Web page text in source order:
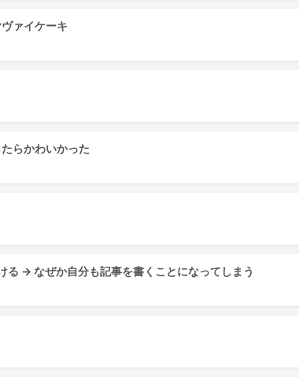
ァイケーキ
らかわいかった
る → なぜか自分も記事を書くことになってしまう